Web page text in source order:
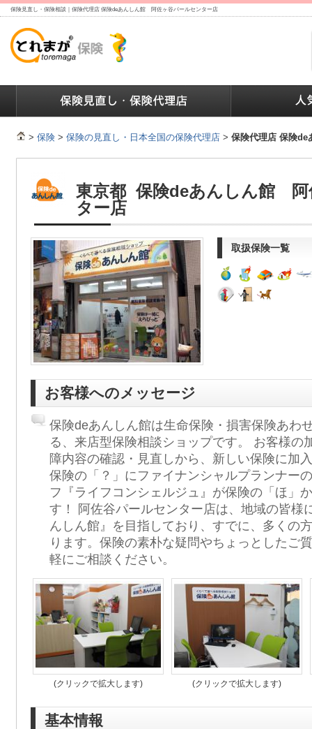
保険見直し・保険相談｜保険代理店 保険deあんしん館 阿佐ヶ谷パールセンター店
> 保険 > 保険の見直し・日本全国の保険代理店 > 保険代理店 保険
東京都 保険deあんしん館 阿
ター店
取扱保険一覧
お客様へのメッセージ
保険deあんしん館は生命保険・損害保険あわ
る、来店型保険相談ショップです。 お客様の
障内容の確認・見直しから、新しい保険に加
保険の「？」にファイナンシャルプランナー
フ『ライフコンシェルジュ』が保険の「ほ」
す！ 阿佐谷パールセンター店は、地域の皆様
んしん館』を目指しており、すでに、多くの
ります。保険の素朴な疑問やちょっとしたご
軽にご相談ください。
(クリックで拡大します) (クリックで拡大します)
基本情報